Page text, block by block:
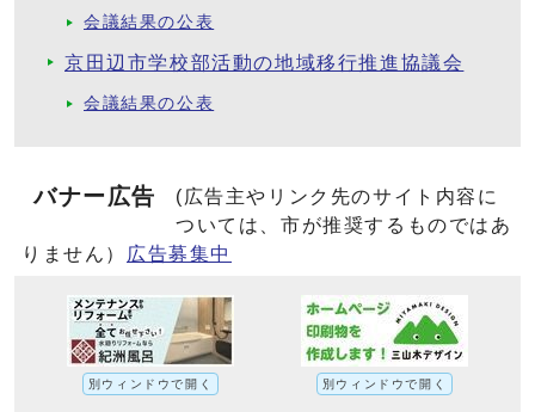
会議結果の公表
京田辺市学校部活動の地域移行推進協議会
会議結果の公表
バナー広告
(広告主やリンク先のサイト内容に
ついては、市が推奨するものではあ
りません）
広告募集中
別ウィンドウで開く 別ウィンドウで開く